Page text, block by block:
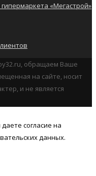
«Мегастрой»
обращаем Ваше
на сайте, носит
и не является
согласие на
данных.